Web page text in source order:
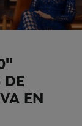
DE
EN